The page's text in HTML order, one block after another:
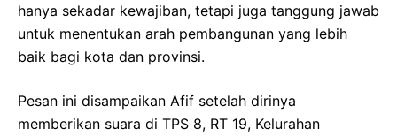
hanya sekadar kewajiban, tetapi juga tanggung jawab
untuk menentukan arah pembangunan yang lebih
baik bagi kota dan provinsi.
Pesan ini disampaikan Afif setelah dirinya
memberikan suara di TPS 8, RT 19, Kelurahan